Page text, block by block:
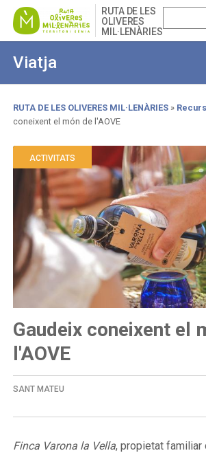
Skip
main
RUTA DE LES
OLIVERES
MIL·LENÀRIES
Viatja
Breadcrumb
RUTA DE LES OLIVERES MIL·LENÀRIES
coneixent el món de l'AOVE
ACTIVITATS
Gaudeix coneixent el
l'AOVE
SANT MATEU
Finca Varona la Vella, propietat familiar